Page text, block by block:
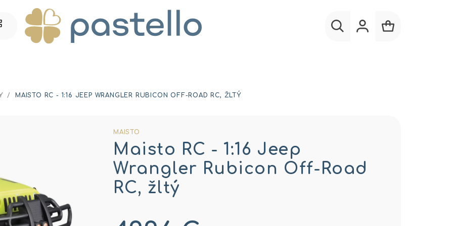
/ MAISTO RC - 1:16 JEEP WRANGLER RUBICON OFF-ROAD RC, ŽLTÝ
MAISTO
Maisto RC - 1:16 Jeep
Wrangler Rubicon Off-Road
RC, žltý